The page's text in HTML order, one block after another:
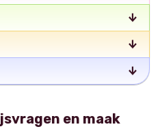
en maak